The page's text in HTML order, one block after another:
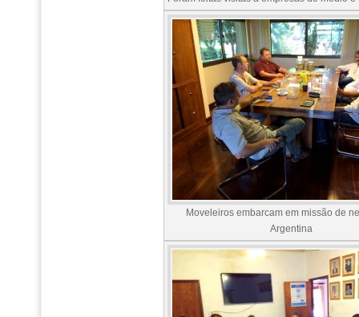
Moveleiros embarcam em missão de
Argentina